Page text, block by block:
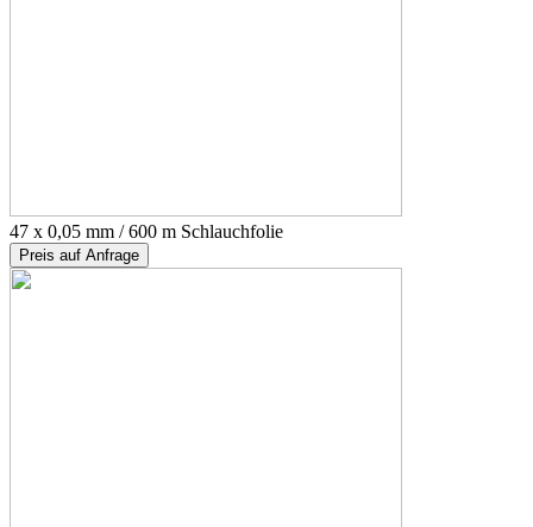
47 x 0,05 mm / 600 m Schlauchfolie
Preis auf Anfrage